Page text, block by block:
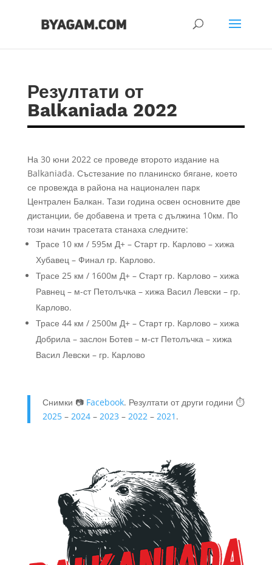
Резултати от
Balkaniada 2022
На 30 юни 2022 се проведе второто издание на
Balkaniada. Състезание по планинско бягане, което
се провежда в района на национален парк
Централен Балкан. Тази година освен основните две
дистанции, бе добавена и трета с дължина 10км. По
този начин трасетата станаха следните:
Трасе 10 км / 595м Д+ – Старт гр. Карлово – хижа
Хубавец – Финал гр. Карлово.
Трасе 25 км / 1600м Д+ – Старт гр. Карлово – хижа
Равнец – м-ст Петолъчка – хижа Васил Левски – гр.
Карлово.
Трасе 44 км / 2500м Д+ – Старт гр. Карлово – хижа
Добрила – заслон Ботев – м-ст Петолъчка – хижа
Васил Левски – гр. Карлово
Снимки 📷 Facebook. Резултати от други години ⏱️
2025– 2024– 2023 – 2022– 2021 .